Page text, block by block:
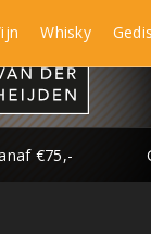
€75,-
Whisky